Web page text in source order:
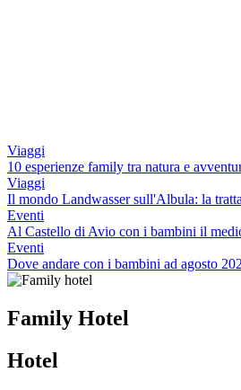
Viaggi
10 esperienze family tra natura e
Viaggi
Il mondo Landwasser sull'Albula: la
Eventi
Al Castello di Avio con i bambini il
Eventi
Dove andare con i bambini ad agosto
Family Hotel
Hotel